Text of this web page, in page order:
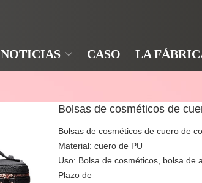
NOTICIAS CASO LA
Bolsas de cosméticos de
Bolsas de cosméticos de cuero de
Material: cuero de PU
Uso: Bolsa de cosméticos, bolsa de
Plazo de